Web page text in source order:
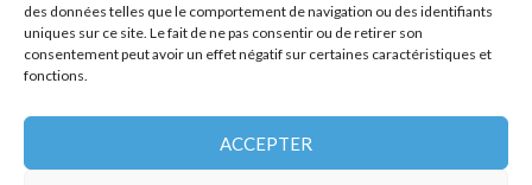
des données telles que le comportement de navigation ou des identifiants
uniques sur ce site. Le fait de ne pas consentir ou de retirer son
consentement peut avoir un effet négatif sur certaines caractéristiques et
fonctions.
ACCEPTER
Vauvert
Verdun-sur-Garonne
Vergèze
Villefranche-de-Rouergue
SUIVEZ-NOUS